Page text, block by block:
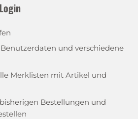
und verschiedene
Merklisten mit Artikel und
Bestellungen und